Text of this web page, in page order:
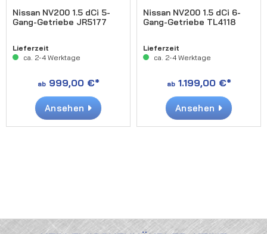
Nissan NV200 1.5 dCi 5-
Gang-Getriebe JR5177
Lieferzeit
ca. 2-4 Werktage
ab999,00 €*
Ansehen
Nissan NV200 1.5 dCi 6-
Gang-Getriebe TL4118
Lieferzeit
ca. 2-4 Werktage
ab1.199,00 €*
Ansehen